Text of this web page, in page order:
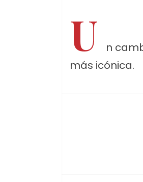
U
n
más icónica.